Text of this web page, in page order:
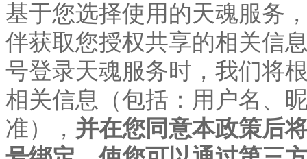
基于您选择使用的天魂服务
伴获取您授权共享的相关信
号登录天魂服务时，我们将
相关信息（包括：用户名、
准）， 并在您同意本政策后